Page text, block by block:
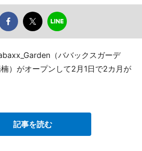
（ババックスガーデ
）がオープンして2月1日で2カ月が
記事を読む